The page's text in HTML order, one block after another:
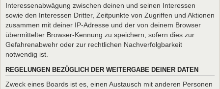
Interessenabwägung zwischen deinen und seinen Interessen
sowie den Interessen Dritter, Zeitpunkte von Zugriffen und Aktionen
zusammen mit deiner IP-Adresse und der von deinem Browser
übermittelter Browser-Kennung zu speichern, sofern dies zur
Gefahrenabwehr oder zur rechtlichen Nachverfolgbarkeit
notwendig ist.
REGELUNGEN BEZÜGLICH DER WEITERGABE DEINER DATEN
Zweck eines Boards ist es, einen Austausch mit anderen Personen